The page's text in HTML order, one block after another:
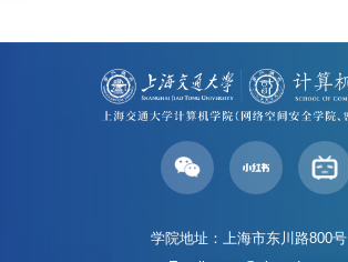
学院地址：上海市东川路800号